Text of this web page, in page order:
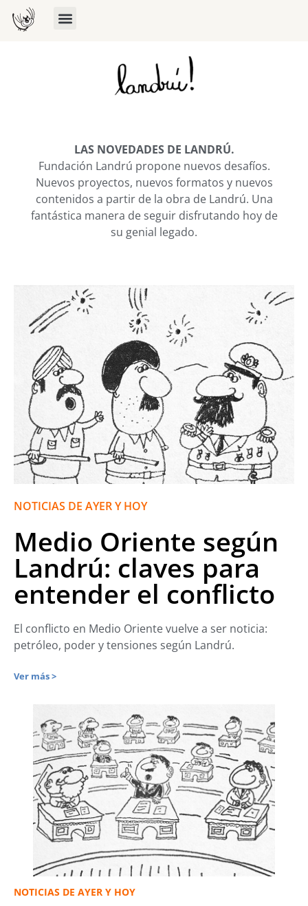
LAS NOVEDADES DE LANDRÚ.
Fundación Landrú propone nuevos desafíos.
Nuevos proyectos, nuevos formatos y nuevos
contenidos a partir de la obra de Landrú. Una
fantástica manera de seguir disfrutando hoy de
su genial legado.
NOTICIAS DE AYER Y HOY
Medio Oriente según
Landrú: claves para
entender el conflicto
El conflicto en Medio Oriente vuelve a ser noticia:
petróleo, poder y tensiones según Landrú.
Ver más >
NOTICIAS DE AYER Y HOY